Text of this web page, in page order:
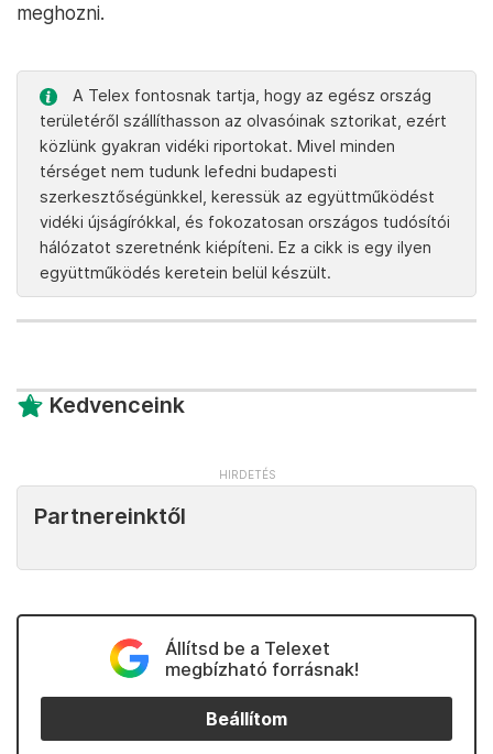
meghozni.
A Telex fontosnak tartja, hogy az egész ország
területéről szállíthasson az olvasóinak sztorikat, ezért
közlünk gyakran vidéki riportokat. Mivel minden
térséget nem tudunk lefedni budapesti
szerkesztőségünkkel, keressük az együttműködést
vidéki újságírókkal, és fokozatosan országos tudósítói
hálózatot szeretnénk kiépíteni. Ez a cikk is egy ilyen
együttműködés keretein belül készült.
Kedvenceink
Partnereinktől
Állítsd be a Telexet
megbízható forrásnak!
Beállítom